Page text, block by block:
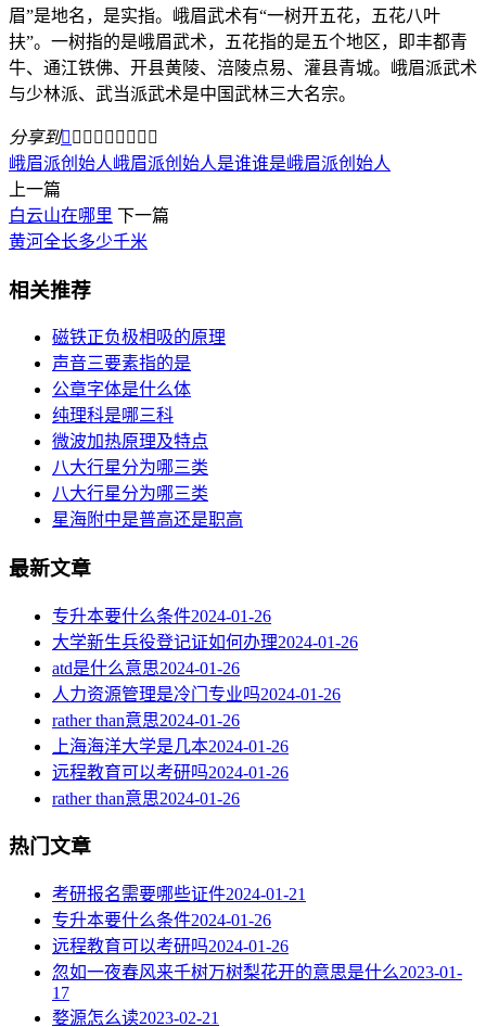
眉”是地名，是实指。峨眉武术有“一树开五花，五花八叶
扶”。一树指的是峨眉武术，五花指的是五个地区，即丰都青
牛、通江铁佛、开县黄陵、涪陵点易、灌县青城。峨眉派武术
与少林派、武当派武术是中国武林三大名宗。
分享到        
峨眉派创始人峨眉派创始人是谁谁是峨眉派创始人
上一篇
白云山在哪里 下一篇
黄河全长多少千米
相关推荐
磁铁正负极相吸的原理
声音三要素指的是
公章字体是什么体
纯理科是哪三科
微波加热原理及特点
八大行星分为哪三类
八大行星分为哪三类
星海附中是普高还是职高
最新文章
专升本要什么条件2024-01-26
大学新生兵役登记证如何办理2024-01-26
atd是什么意思2024-01-26
人力资源管理是冷门专业吗2024-01-26
rather than意思2024-01-26
上海海洋大学是几本2024-01-26
远程教育可以考研吗2024-01-26
rather than意思2024-01-26
热门文章
考研报名需要哪些证件2024-01-21
专升本要什么条件2024-01-26
远程教育可以考研吗2024-01-26
忽如一夜春风来千树万树梨花开的意思是什么2023-01-
17
婺源怎么读2023-02-21